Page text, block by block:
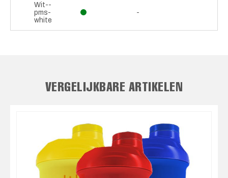
Wit--
pms-
white
-
VERGELIJKBARE ARTIKELEN